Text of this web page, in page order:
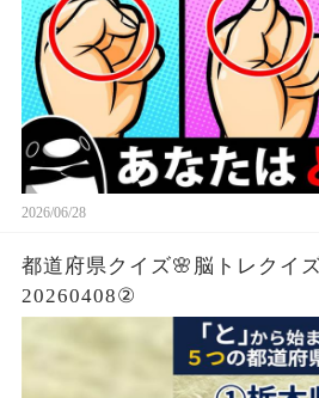
2026/06/28
都道府県クイズ🌸脳トレクイ
20260408②